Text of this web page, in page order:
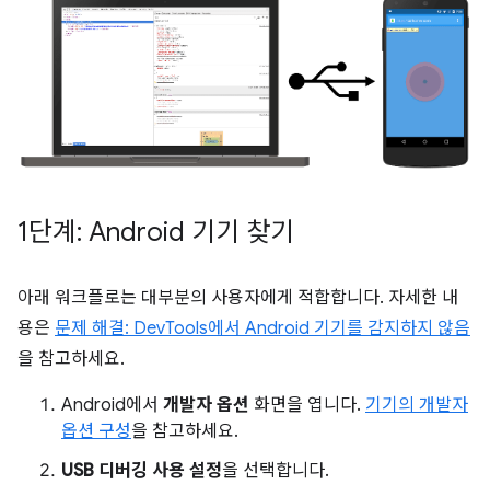
1단계: Android 기기 찾기
아래 워크플로는 대부분의 사용자에게 적합합니다. 자세한 내
용은 문제 해결: DevTools에서 Android 기기를 감지하지 않음
을 참고하세요.
Android에서 개발자 옵션 화면을 엽니다. 기기의 개발자
옵션 구성을 참고하세요.
USB 디버깅 사용 설정을 선택합니다.